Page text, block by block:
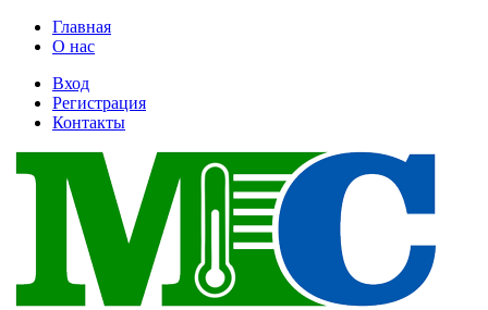
Главная
О нас
Вход
Регистрация
Контакты